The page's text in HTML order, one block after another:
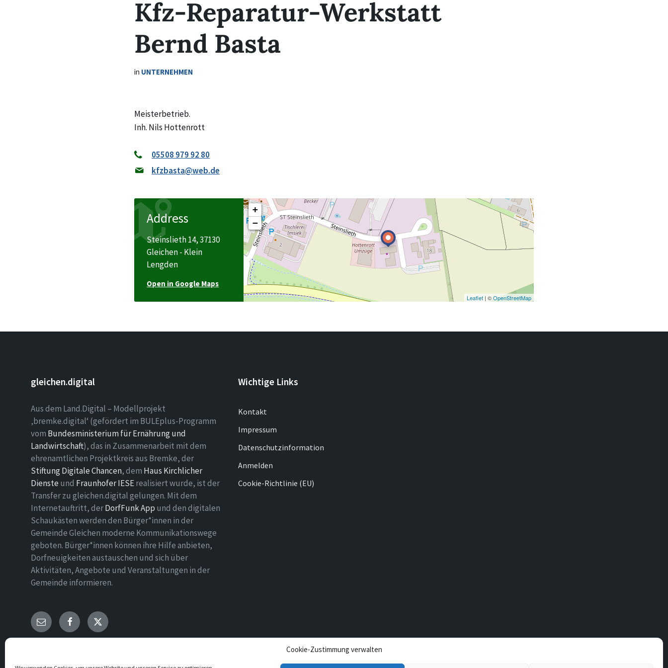
Cookie-Zustimmung verwalten
Kfz-Reparatur-Werkstatt
Bernd Basta
in UNTERNEHMEN
Meisterbetrieb.
Inh. Nils Hottenrott
05508 979 92 80
kfzbasta@web.de
Address
Steinslieth 14, 37130
Gleichen - Klein
Lengden
Open in Google Maps
+
−
Leaflet| ©OpenStreetMap
gleichen.digital
Aus dem Land.Digital – Modellprojekt
‚bremke.digital‘ (gefördert im BULEplus-Programm
vom Bundesministerium für Ernährung und
Landwirtschaft), das in Zusammenarbeit mit dem
ehrenamtlichen Projektkreis aus Bremke, der
Stiftung Digitale Chancen, dem Haus Kirchlicher
Dienste und Fraunhofer IESErealisiert wurde, ist der
Transfer zu gleichen.digital gelungen. Mit dem
Internetauftritt, derDorfFunk App und den digitalen
Schaukästen werden den Bürger*innen in der
Gemeinde Gleichen moderne Kommunikationswege
geboten. Bürger*innen können ihre Hilfe anbieten,
Dorfneuigkeiten austauschen und sich über
Aktivitäten, Angebote und Veranstaltungen in der
Gemeinde informieren.
Wichtige Links
Kontakt
Impressum
Datenschutzinformation
Anmelden
Cookie-Richtlinie (EU)
E- Facebook Twitter